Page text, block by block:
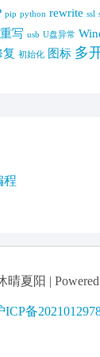
pip python rewrite ssl
写 usb U盘异常
复 初始化 图标 多
程
晴夏阳 |
ICP备